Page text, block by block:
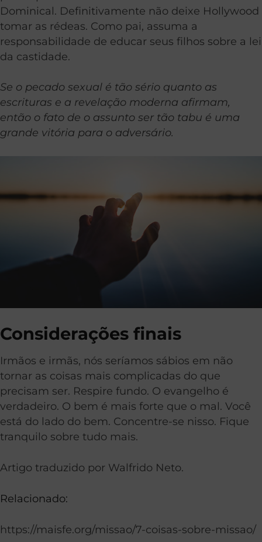
Dominical. Definitivamente não deixe Hollywood
tomar as rédeas. Como pai, assuma a
responsabilidade de educar seus filhos sobre a lei
da castidade.
Se o pecado sexual é tão sério quanto as
escrituras e a revelação moderna afirmam,
então o fato de o assunto ser tão tabu é uma
grande vitória para o adversário.
Considerações finais
Irmãos e irmãs, nós seríamos sábios em não
tornar as coisas mais complicadas do que
precisam ser. Respire fundo. O evangelho é
verdadeiro. O bem é mais forte que o mal. Você
está do lado do bem. Concentre-se nisso. Fique
tranquilo sobre tudo mais.
Artigo traduzido por Walfrido Neto.
Relacionado:
https://maisfe.org/missao/7-coisas-sobre-missao/